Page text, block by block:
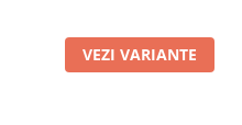
VEZI VARIANTE